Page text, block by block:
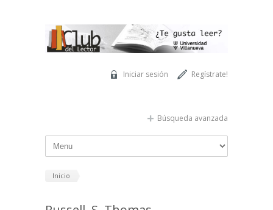
Regístrate!
Iniciar sesión
Búsqueda avanzada
Inicio